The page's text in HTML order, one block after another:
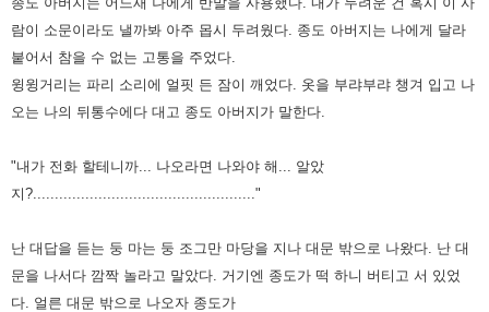
람이 소문이라도 낼까봐 아주 몹시 두려웠다. 종도 아버지는 나에게 달라
붙어서 참을 수 없는 고통을 주었다.
윙윙거리는 파리 소리에 얼핏 든 잠이 깨었다. 옷을 부랴부랴 챙겨 입고 나
오는 나의 뒤통수에다 대고 종도 아버지가 말한다.
"내가 전화 할테니까... 나오라면 나와야 해... 알았
지?..................................................."
난 대답을 듣는 둥 마는 둥 조그만 마당을 지나 대문 밖으로 나왔다. 난 대
문을 나서다 깜짝 놀라고 말았다. 거기엔 종도가 떡 하니 버티고 서 있었
다. 얼른 대문 밖으로 나오자 종도가